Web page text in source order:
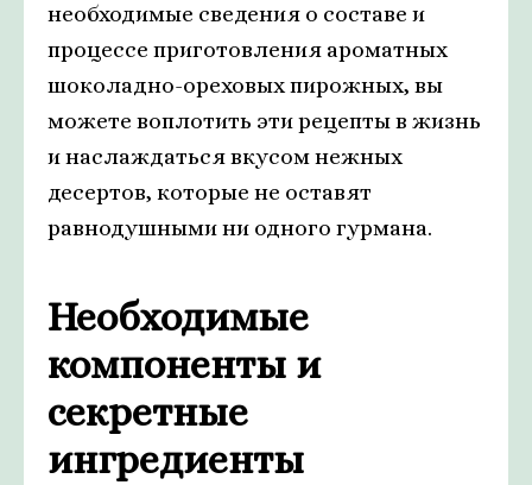
необходимые сведения о составе и
процессе приготовления ароматных
шоколадно-ореховых пирожных, вы
можете воплотить эти рецепты в жизнь
и наслаждаться вкусом нежных
десертов, которые не оставят
равнодушными ни одного гурмана.
Необходимые
компоненты и
секретные
ингредиенты